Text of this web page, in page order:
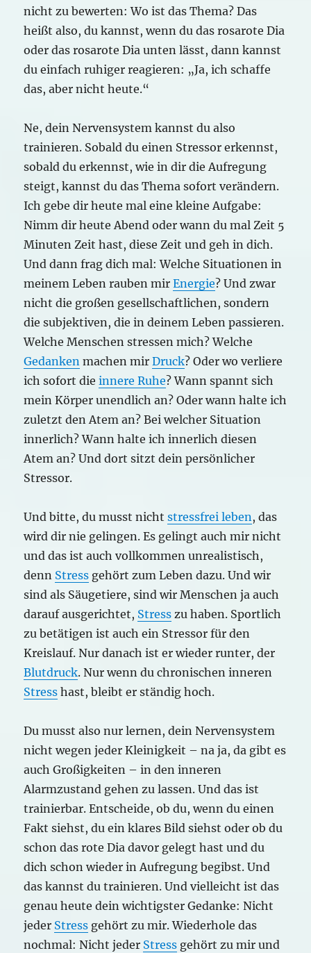
nicht zu bewerten: Wo ist das Thema? Das
heißt also, du kannst, wenn du das rosarote Dia
oder das rosarote Dia unten lässt, dann kannst
du einfach ruhiger reagieren: „Ja, ich schaffe
das, aber nicht heute.“
Ne, dein Nervensystem kannst du also
trainieren. Sobald du einen Stressor erkennst,
sobald du erkennst, wie in dir die Aufregung
steigt, kannst du das Thema sofort verändern.
Ich gebe dir heute mal eine kleine Aufgabe:
Nimm dir heute Abend oder wann du mal Zeit 5
Minuten Zeit hast, diese Zeit und geh in dich.
Und dann frag dich mal: Welche Situationen in
meinem Leben rauben mirEnergie? Und zwar
nicht die großen gesellschaftlichen, sondern
die subjektiven, die in deinem Leben passieren.
Welche Menschen stressen mich? Welche
Gedanken machen mirDruck? Oder wo verliere
ich sofort dieinnere Ruhe? Wann spannt sich
mein Körper unendlich an? Oder wann halte ich
zuletzt den Atem an? Bei welcher Situation
innerlich? Wann halte ich innerlich diesen
Atem an? Und dort sitzt dein persönlicher
Stressor.
Und bitte, du musst nichtstressfrei leben, das
wird dir nie gelingen. Es gelingt auch mir nicht
und das ist auch vollkommen unrealistisch,
denn Stress gehört zum Leben dazu. Und wir
sind als Säugetiere, sind wir Menschen ja auch
darauf ausgerichtet, Stress zu haben. Sportlich
zu betätigen ist auch ein Stressor für den
Kreislauf. Nur danach ist er wieder runter, der
Blutdruck. Nur wenn du chronischen inneren
Stress hast, bleibt er ständig hoch.
Du musst also nur lernen, dein Nervensystem
nicht wegen jeder Kleinigkeit – na ja, da gibt es
auch Großigkeiten – in den inneren
Alarmzustand gehen zu lassen. Und das ist
trainierbar. Entscheide, ob du, wenn du einen
Fakt siehst, du ein klares Bild siehst oder ob du
schon das rote Dia davor gelegt hast und du
dich schon wieder in Aufregung begibst. Und
das kannst du trainieren. Und vielleicht ist das
genau heute dein wichtigster Gedanke: Nicht
jeder Stress gehört zu mir. Wiederhole das
nochmal: Nicht jeder Stress gehört zu mir und